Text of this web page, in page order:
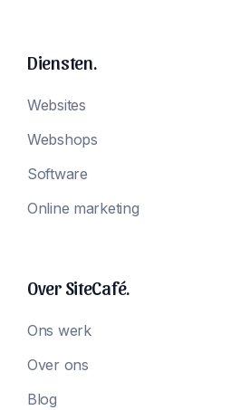
Diensten.
Websites
Webshops
Software
Online marketing
Over SiteCafé.
Ons werk
Over ons
Blog